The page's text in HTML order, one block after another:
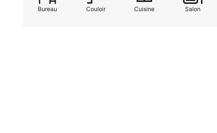
température ambiante admissible
Bureau Couloir Cuisine Salon